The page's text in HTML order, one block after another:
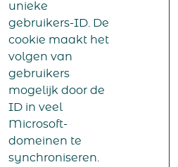
unieke
gebruikers-ID. De
cookie maakt het
volgen van
gebruikers
mogelijk door de
ID in veel
Microsoft-
domeinen te
synchroniseren.